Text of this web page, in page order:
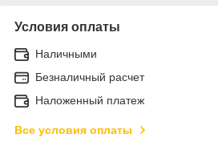
Условия оплаты
Наличными
Безналичный расчет
Наложенный платеж
Все условия оплаты